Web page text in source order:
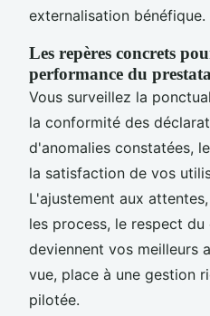
externalisation bénéfique.
Les repères concrets
performance du
Vous surveillez la
la conformité des
d'anomalies constatées,
la satisfaction de vos
L'ajustement aux
les process, le respect
deviennent vos meilleurs
vue, place à une gestion
pilotée.